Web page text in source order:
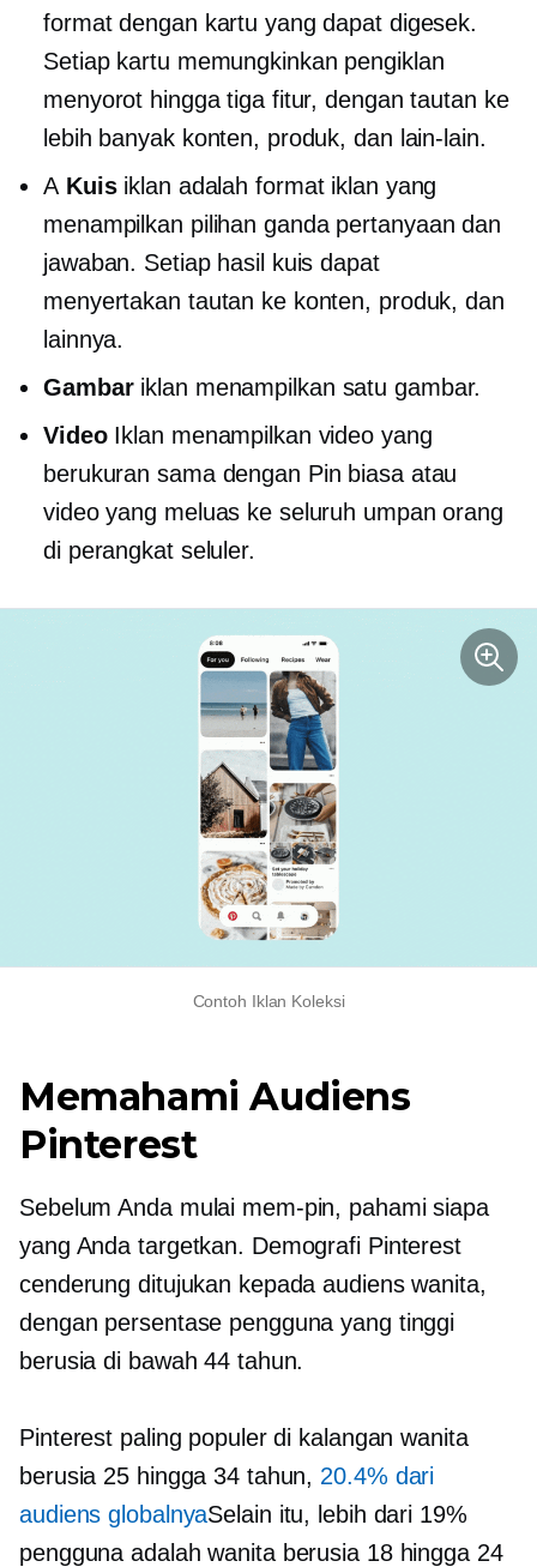
format dengan kartu yang dapat digesek.
Setiap kartu memungkinkan pengiklan
menyorot hingga tiga fitur, dengan tautan ke
lebih banyak konten, produk, dan lain-lain.
A Kuisiklan adalah format iklan yang
menampilkan pilihan gandapertanyaan dan
jawaban. Setiap hasil kuis dapat
menyertakan tautan ke konten, produk, dan
lainnya.
Gambariklan menampilkan satu gambar.
VideoIklan menampilkan video yang
berukuran sama dengan Pin biasa atau
video yang meluas ke seluruh umpan orang
di perangkat seluler.
Contoh Iklan Koleksi
Memahami Audiens
Pinterest
Sebelum Anda mulai mem-pin, pahami siapa
yang Anda targetkan. Demografi Pinterest
cenderung ditujukan kepada audiens wanita,
dengan persentase pengguna yang tinggi
berusia di bawah 44 tahun.
Pinterest paling populer di kalangan wanita
berusia 25 hingga 34 tahun, 20.4% dari
audiens globalnyaSelain itu, lebih dari 19%
pengguna adalah wanita berusia 18 hingga 24